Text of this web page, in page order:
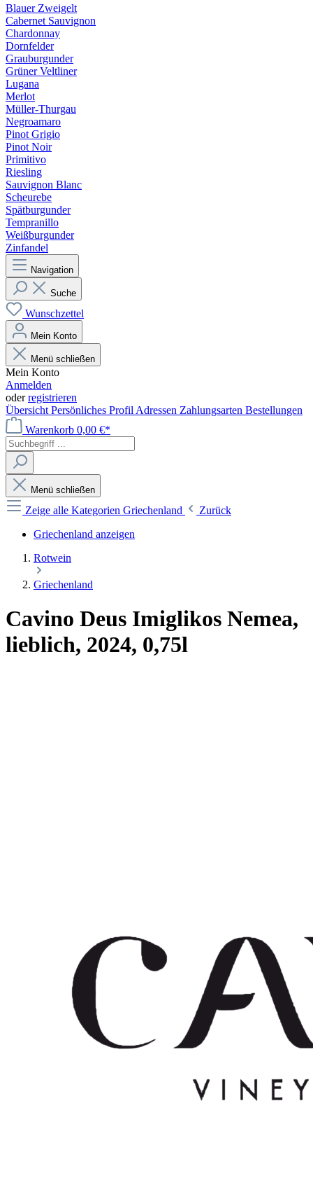
Blauer Zweigelt
Cabernet Sauvignon
Chardonnay
Dornfelder
Grauburgunder
Grüner Veltliner
Lugana
Merlot
Müller-Thurgau
Negroamaro
Pinot Grigio
Pinot Noir
Primitivo
Riesling
Sauvignon Blanc
Scheurebe
Spätburgunder
Tempranillo
Weißburgunder
Zinfandel
Navigation
Suche
Wunschzettel
Mein Konto
Menü schließen
Mein Konto
Anmelden
oderregistrieren
Übersicht Persönliches Profil Adressen Zahlungsarten Bestellungen
Warenkorb 0,00 €*
Menü schließen
Zeige alle Kategorien Griechenland
Zurück
Griechenland anzeigen
Rotwein
Griechenland
Cavino Deus Imiglikos Nemea,
lieblich, 2024, 0,75l